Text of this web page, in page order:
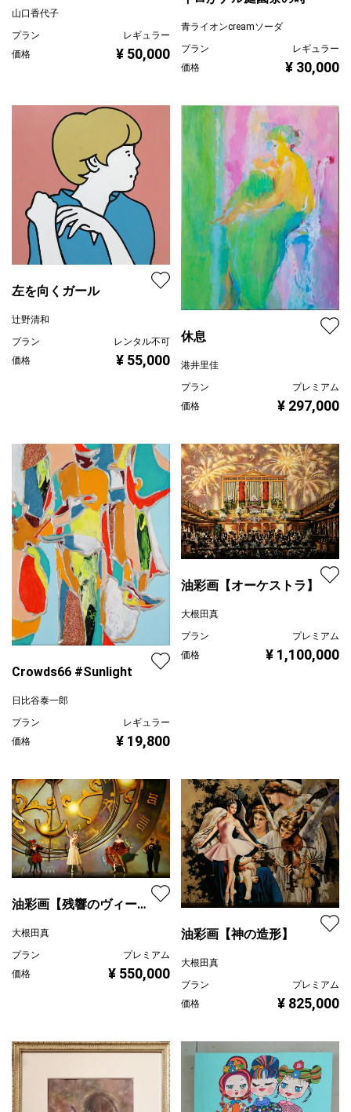
山口香代子
プラン
レギュラー
価格
¥ 50,000
青ライオンcreamソーダ
プラン
レギュラー
価格
¥ 30,000
左を向くガール
辻野清和
プラン
レンタル不可
価格
¥ 55,000
休息
港井里佳
プラン
プレミアム
価格
¥ 297,000
Crowds66 #Sunlight
日比谷泰一郎
プラン
レギュラー
価格
¥ 19,800
油彩画【オーケストラ】
大根田真
プラン
プレミアム
価格
¥ 1,100,000
油彩画【残響のヴィーナ
大根田真
プラン
プレミアム
価格
¥ 550,000
油彩画【神の造形】
大根田真
プラン
プレミアム
価格
¥ 825,000